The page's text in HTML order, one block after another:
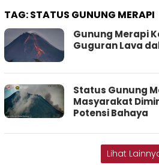
TAG:STATUS GUNUNG MERAPI
Gunung Merapi
Guguran Lava
Status Gunung
Masyarakat
Potensi Bahaya
Lihat